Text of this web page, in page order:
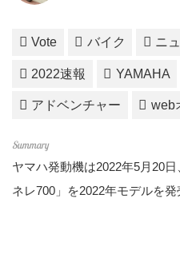
Vote バイク ニ
2022速報 YAMAHA
アドベンチャー web
ヤマハ発動機は2022年5月20
ネレ700」を2022年モデルを発